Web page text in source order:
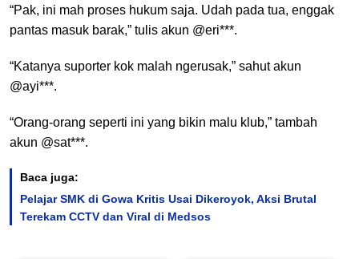
“Pak, ini mah proses hukum saja. Udah pada tua, enggak
pantas masuk barak,” tulis akun @eri***.
“Katanya suporter kok malah ngerusak,” sahut akun
@ayi***.
“Orang-orang seperti ini yang bikin malu klub,” tambah
akun @sat***.
Baca juga:
Pelajar SMK di Gowa Kritis Usai Dikeroyok, Aksi Brutal
Terekam CCTV dan Viral di Medsos